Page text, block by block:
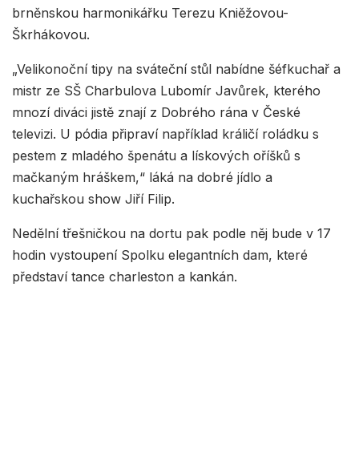
brněnskou harmonikářku Terezu Kniěžovou-
Škrhákovou.
„Velikonoční tipy na sváteční stůl nabídne šéfkuchař a
mistr ze SŠ Charbulova Lubomír Javůrek, kterého
mnozí diváci jistě znají z Dobrého rána v České
televizi. U pódia připraví například králičí roládku s
pestem z mladého špenátu a lískových oříšků s
mačkaným hráškem,“ láká na dobré jídlo a
kuchařskou show Jiří Filip.
Nedělní třešničkou na dortu pak podle něj bude v 17
hodin vystoupení Spolku elegantních dam, které
představí tance charleston a kankán.